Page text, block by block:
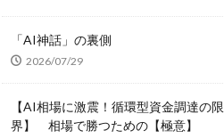
「AI神話」の裏側
2026/07/29
【AI相場に激震！循環型資金調達の限
界】 相場で勝つための【極意】